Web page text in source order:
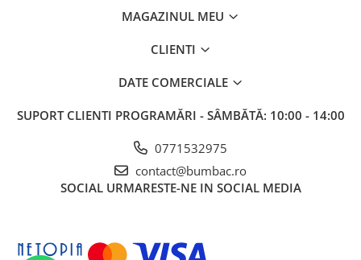
MAGAZINUL MEU
CLIENTI
DATE COMERCIALE
SUPORT CLIENTI PROGRAMĂRI - SÂMBĂTĂ: 10:00 - 14:00
0771532975
contact@bumbac.ro
SOCIAL URMARESTE-NE IN SOCIAL MEDIA